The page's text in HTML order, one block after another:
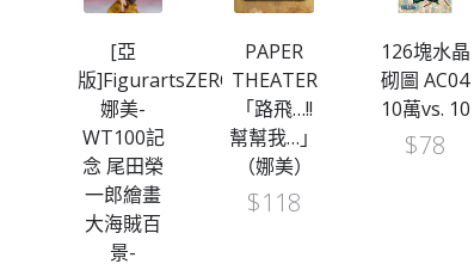
[亞
版]FigurartsZERO
娜美-
WT100記
念 尾田榮
一郎繪畫
大海賊百
景-
PAPER
THEATER
「路飛…!!
幫幫我…」
（娜美）
$118
126塊水晶
砌圖 AC04
10萬vs. 10
$78